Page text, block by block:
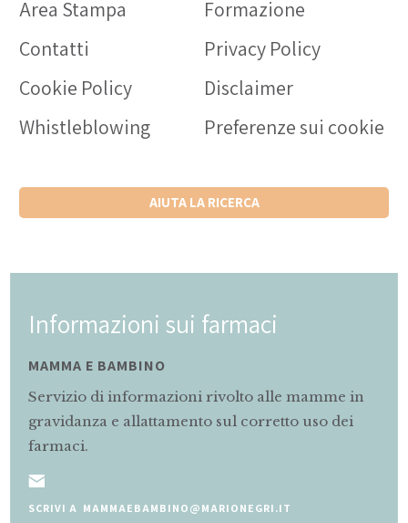
Area Stampa
Formazione
Contatti
Privacy Policy
Cookie Policy
Disclaimer
Whistleblowing
Preferenze sui cookie
AIUTA LA RICERCA
Informazioni sui farmaci
MAMMA E BAMBINO
Servizio di informazioni rivolto alle mamme in
gravidanza e allattamento sul corretto uso dei
farmaci.
SCRIVI A MAMMAEBAMBINO@MARIONEGRI.IT